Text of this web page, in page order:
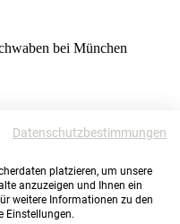
bei München
Datenschutzbestimmungen
platzieren, um unsere
anzuzeigen und Ihnen ein
weitere Informationen zu den
Einstellungen.